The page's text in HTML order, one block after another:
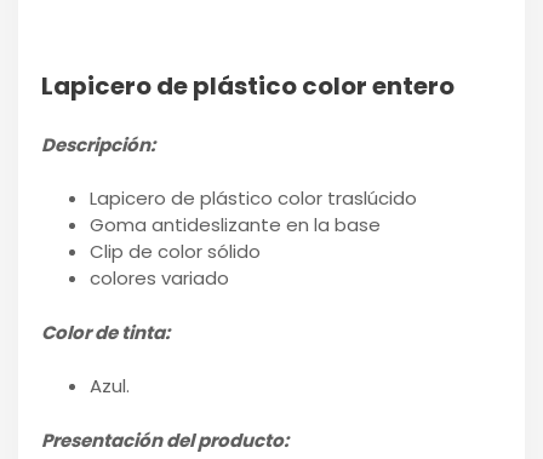
Lapicero de plástico color entero
Descripción:
Lapicero de plástico color traslúcido
Goma antideslizante en la base
Clip de color sólido
colores variado
Color de tinta:
Azul.
Presentación del producto: